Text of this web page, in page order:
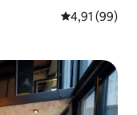
4,91 de uma
4,91 (99)